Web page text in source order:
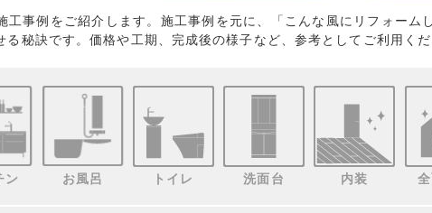
工事例をご紹介します。施工事例を元に、「こんな風にリフォーム
秘訣です。価格や工期、完成後の様子など、参考としてご利用くだ
ン お風呂 トイレ 洗面台 内装